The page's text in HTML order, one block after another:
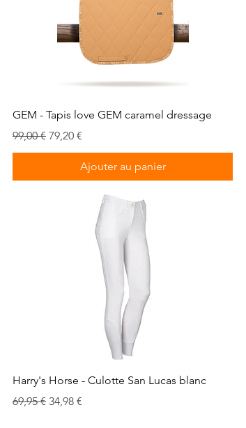
Aperçu rapide
GEM - Tapis love GEM caramel dressage
Prix original
99,00 € Prix promotionnel
79,20 €
Ajouter au panier
Aperçu rapide
Harry's Horse - Culotte San Lucas blanc
Prix original
69,95 € Prix promotionnel
34,98 €